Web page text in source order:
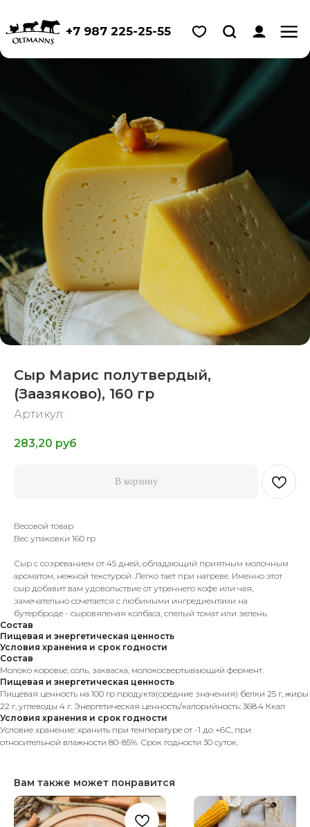
+7 987 225-25-55
Сыр Марис полутвердый,
(Заазяково), 160 гр
Артикул:
283,20 руб
В корзину
Весовой товар
Вес упаковки 160 гр
Сыр с созреванием от 45 дней, обладающий приятным молочным
ароматом, нежной текстурой. Легко тает при нагреве. Именно этот
сыр добавит вам удовольствие от утреннего кофе или чая,
замечательно сочетается с любимыми ингредиентами на
бутерброде - сыровяленая колбаса, спелый томат или зелень.
Состав
Пищевая и энергетическая ценность
Условия хранения и срок годности
Состав
Молоко коровье, соль, закваска, молокосвертывающий фермент.
Пищевая и энергетическая ценность
Пищевая ценность на 100 гр продукта(средние значения) белки 25 г, жиры
22 г, углеводы 4 г. Энергетическая ценность/калорийность: 368.4 Ккал
Условия хранения и срок годности
Условие хранение: хранить при температуре от -1 до +6С, при
относительной влажности 80-85%. Срок годности 30 суток.
Вам также может понравится